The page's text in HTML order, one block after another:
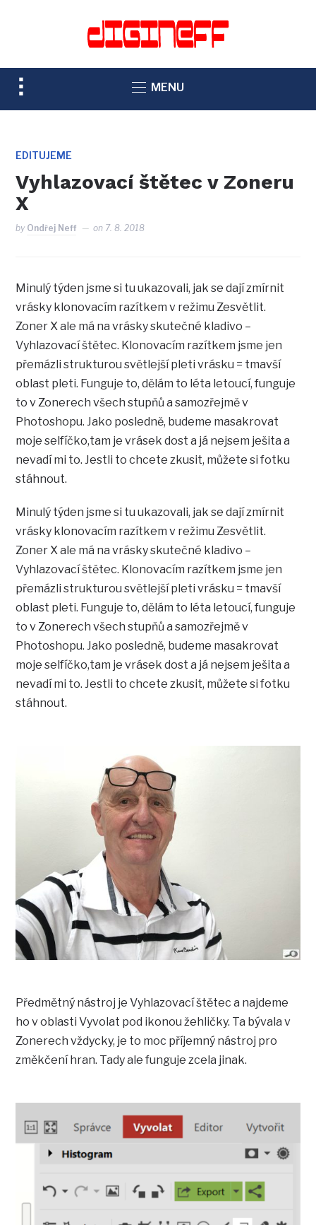
TOGGLE
SIDEBAR
NAVIGATION
MENU
EDITUJEME
Vyhlazovací štětec v Zoneru
X
by Ondřej Neff on 7. 8. 2018
Minulý týden jsme si tu ukazovali, jak se dají zmírnit
vrásky klonovacím razítkem v režimu Zesvětlit.
Zoner X ale má na vrásky skutečné kladivo –
Vyhlazovací štětec. Klonovacím razítkem jsme jen
přemázli strukturou světlejší pleti vrásku = tmavší
oblast pleti. Funguje to, dělám to léta letoucí, funguje
to v Zonerech všech stupňů a samozřejmě v
Photoshopu. Jako posledně, budeme masakrovat
moje selfíčko,tam je vrásek dost a já nejsem ješita a
nevadí mi to. Jestli to chcete zkusit, můžete si fotku
stáhnout.
Minulý týden jsme si tu ukazovali, jak se dají zmírnit
vrásky klonovacím razítkem v režimu Zesvětlit.
Zoner X ale má na vrásky skutečné kladivo –
Vyhlazovací štětec. Klonovacím razítkem jsme jen
přemázli strukturou světlejší pleti vrásku = tmavší
oblast pleti. Funguje to, dělám to léta letoucí, funguje
to v Zonerech všech stupňů a samozřejmě v
Photoshopu. Jako posledně, budeme masakrovat
moje selfíčko,tam je vrásek dost a já nejsem ješita a
nevadí mi to. Jestli to chcete zkusit, můžete si fotku
stáhnout.
Předmětný nástroj je Vyhlazovací štětec a najdeme
ho v oblasti Vyvolat pod ikonou žehličky. Ta bývala v
Zonerech vždycky, je to moc příjemný nástroj pro
změkčení hran. Tady ale funguje zcela jinak.